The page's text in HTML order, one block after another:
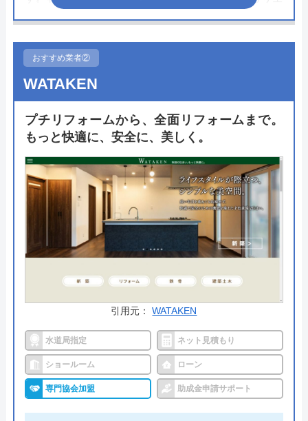
7メーカー、46種類の水まわり設備を体験できる秋
ンを比較することができます。また、キッズルーム
施工はすべて自社施工で行っており、最長10年の保
できます。リフォームローンにも対応しているの
で、まずは一度近くの店舗の経験豊富なスタッフに
相談してみてはいかがでしょうか。
公式サイトで
料金詳細を見る
0120-15-5656
プライムリフォーム の基本情報
おすすめ業者②
WATAKEN
プチリフォームから、全面リフォームまで。
もっと快適に、安全に、美しく。
引用元：WATAKEN
水道局指定 ネット見積もり
ショールーム ローン
専門協会加盟 助成金申請サポート